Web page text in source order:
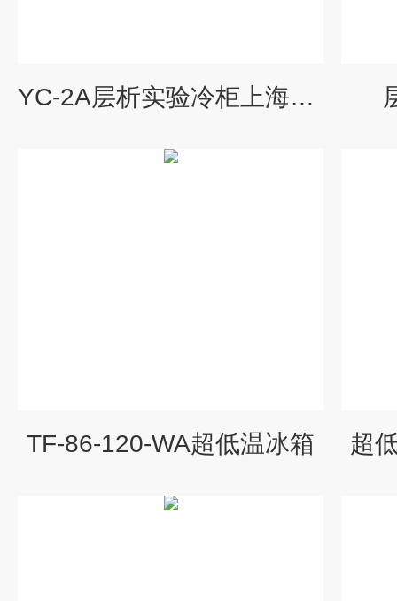
YC-2A层析实验冷柜上海代理
TF-86-120-WA超低温冰箱 超